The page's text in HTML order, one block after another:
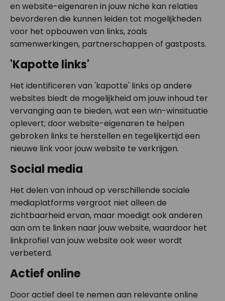
en website-eigenaren in jouw niche kan relaties
bevorderen die kunnen leiden tot mogelijkheden
voor het opbouwen van links, zoals
samenwerkingen, partnerschappen of gastposts.
'Kapotte links'
Het identificeren van 'kapotte' links op andere
websites biedt de mogelijkheid om jouw inhoud ter
vervanging aan te bieden, wat een win-winsituatie
oplevert; door website-eigenaren te helpen
gebroken links te herstellen en tegelijkertijd een
nieuwe link voor jouw website te verkrijgen.
Social media
Het delen van inhoud op verschillende sociale
mediaplatforms vergroot niet alleen de
zichtbaarheid ervan, maar moedigt ook anderen
aan om te linken naar jouw website, waardoor het
linkprofiel van jouw website ook weer wordt
verbeterd.
Actief online
Door actief deel te nemen aan relevante online